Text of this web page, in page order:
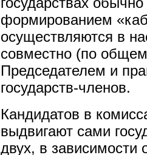
формированием
осуществляются в
совместно (по
Председателем и
государств-членов.
Кандидатов в
выдвигают сами
двух, в зависимости